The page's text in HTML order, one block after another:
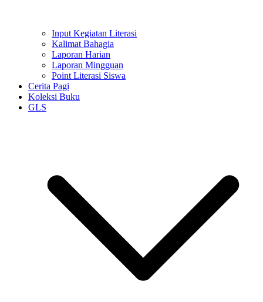
Input Kegiatan Literasi
Kalimat Bahagia
Laporan Harian
Laporan Mingguan
Point Literasi Siswa
Cerita Pagi
Koleksi Buku
GLS